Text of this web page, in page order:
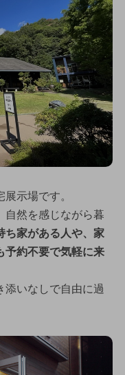
示場です。
自然を感じながら暮
ち家がある人や、家
予約不要で気軽に来
添いなしで自由に過